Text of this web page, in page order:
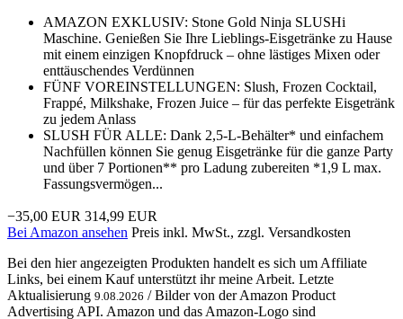
AMAZON EXKLUSIV: Stone Gold Ninja SLUSHi
Maschine. Genießen Sie Ihre Lieblings-Eisgetränke zu Hause
mit einem einzigen Knopfdruck – ohne lästiges Mixen oder
enttäuschendes Verdünnen
FÜNF VOREINSTELLUNGEN: Slush, Frozen Cocktail,
Frappé, Milkshake, Frozen Juice – für das perfekte Eisgetränk
zu jedem Anlass
SLUSH FÜR ALLE: Dank 2,5-L-Behälter* und einfachem
Nachfüllen können Sie genug Eisgetränke für die ganze Party
und über 7 Portionen** pro Ladung zubereiten *1,9 L max.
Fassungsvermögen...
−35,00 EUR 314,99 EUR
Bei Amazon ansehen Preis inkl. MwSt., zzgl. Versandkosten
Bei den hier angezeigten Produkten handelt es sich um Affiliate
Links, bei einem Kauf unterstützt ihr meine Arbeit. Letzte
Aktualisierung 9.08.2026 / Bilder von der Amazon Product
Advertising API. Amazon und das Amazon-Logo sind